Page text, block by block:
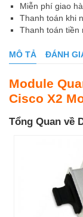
Miễn phí giao
Thanh toán khi
Thanh toán tiền
MÔ TẢ ĐÁNH
Module
Cisco X2
Tổng Quan về